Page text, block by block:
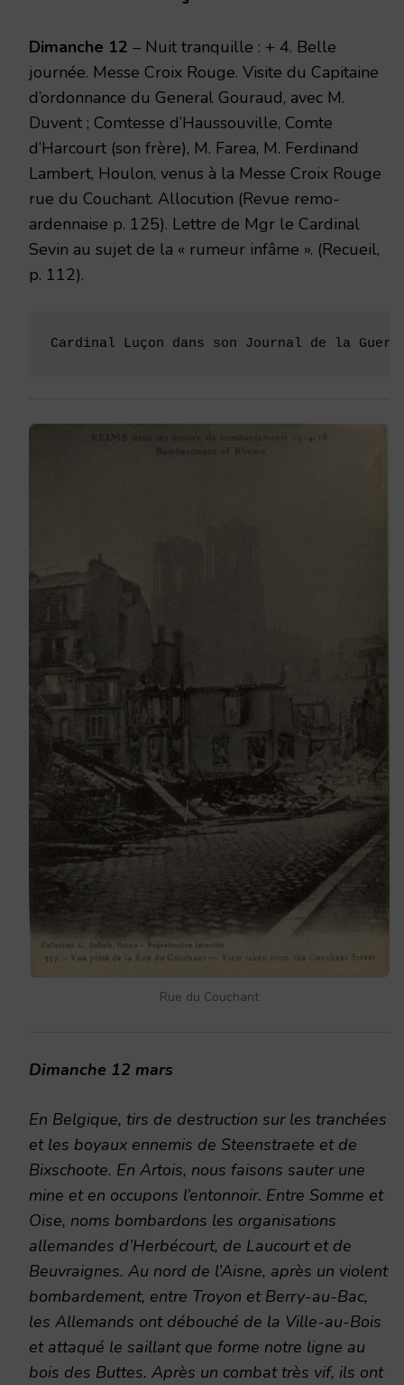
Dimanche 12 – Nuit tranquille : + 4. Belle
journée. Messe Croix Rouge. Visite du Capitaine
d’ordonnance du General Gouraud, avec M.
Duvent ; Comtesse d’Haussouville, Comte
d’Harcourt (son frère), M. Farea, M. Ferdinand
Lambert, Houlon, venus à la Messe Croix Rouge
rue du Couchant. Allocution (Revue remo-
ardennaise p. 125). Lettre de Mgr le Cardinal
Sevin au sujet de la « rumeur infâme ». (Recueil,
p. 112).
Cardinal Luçon dans son Journal de la
Rue du Couchant
Dimanche 12 mars
En Belgique, tirs de destruction sur les tranchées
et les boyaux ennemis de Steenstraete et de
Bixschoote. En Artois, nous faisons sauter une
mine et en occupons l’entonnoir. Entre Somme et
Oise, noms bombardons les organisations
allemandes d’Herbécourt, de Laucourt et de
Beuvraignes. Au nord de l’Aisne, après un violent
bombardement, entre Troyon et Berry-au-Bac,
les Allemands ont débouché de la Ville-au-Bois
et attaqué le saillant que forme notre ligne au
bois des Buttes. Après un combat très vif, ils ont